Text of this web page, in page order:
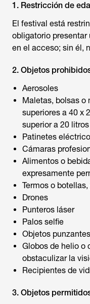
1. Restricción de
El festival está
obligatorio
en el acceso; sin él,
2. Objetos
Aerosoles
Maletas, bolsas o
superiores a 40 x
superior a 20 litros
Patinetes
Cámaras
Alimentos o
expresamente
Termos o
Drones
Punteros láser
Palos selfie
Objetos
Globos de helio o
obstaculizar la
Recipientes de
3. Objetos